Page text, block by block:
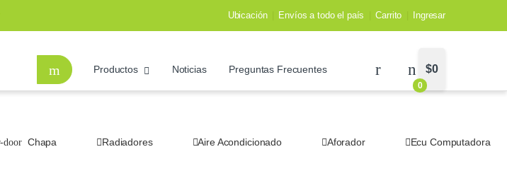
Ubicación Envíos a todo el país Carrito Ingresar
Productos Noticias Preguntas Frecuentes
0
$0
Chapa Radiadores Aire Acondicionado Aforador Ecu Computadora